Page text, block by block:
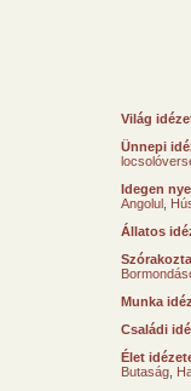
Világ
Ünnepi
Idegen
Angolul
Állatos
Munka
Családi
Élet
Butaság